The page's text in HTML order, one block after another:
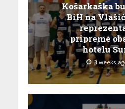
Košarkaška
BiH na
pripreme
hotelu
3 weeks